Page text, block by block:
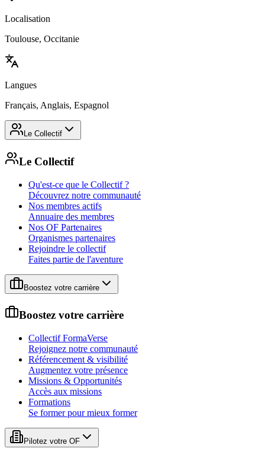
Localisation
Toulouse, Occitanie
Langues
Français, Anglais, Espagnol
Le Collectif
Le Collectif
Qu'est-ce que le Collectif ?
Découvrez notre communauté
Nos membres actifs
Annuaire des membres
Nos OF Partenaires
Organismes partenaires
Rejoindre le collectif
Faites partie de l'aventure
Boostez votre carrière
Boostez votre carrière
Collectif FormaVerse
Rejoignez notre communauté
Référencement & visibilité
Augmentez votre présence
Missions & Opportunités
Accès aux missions
Formations
Se former pour mieux former
Pilotez votre OF